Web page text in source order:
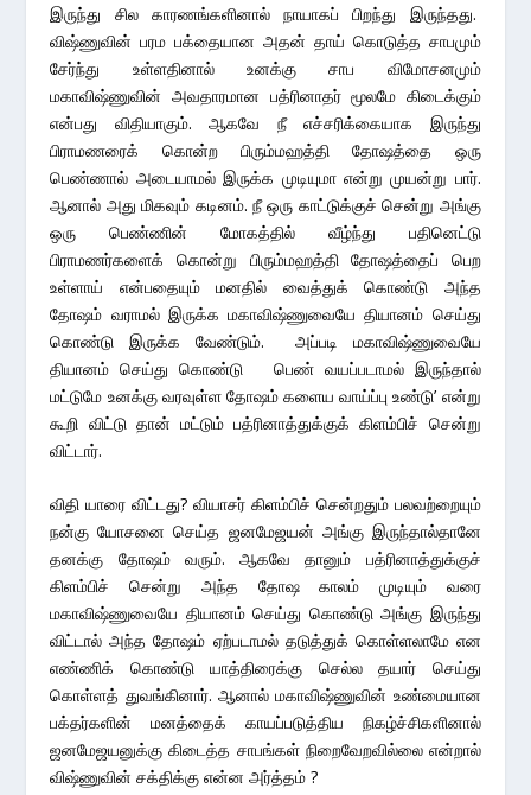
இருந்து சில காரணங்களினால் நாயாகப் பிறந்து இருந்தது.
விஷ்ணுவின் பரம பக்தையான அதன் தாய் கொடுத்த சாபமும்
சேர்ந்து உள்ளதினால் உனக்கு சாப விமோசனமும்
மகாவிஷ்ணுவின் அவதாரமான பத்ரினாதர் மூலமே கிடைக்கும்
என்பது விதியாகும். ஆகவே நீ எச்சரிக்கையாக இருந்து
பிராமணரைக் கொன்ற பிரும்மஹத்தி தோஷத்தை ஒரு
பெண்ணால் அடையாமல் இருக்க முடியுமா என்று முயன்று பார்.
ஆனால் அது மிகவும் கடினம். நீ ஒரு காட்டுக்குச் சென்று அங்கு
ஒரு பெண்ணின் மோகத்தில் வீழ்ந்து பதினெட்டு
பிராமணர்களைக் கொன்று பிரும்மஹத்தி தோஷத்தைப் பெற
உள்ளாய் என்பதையும் மனதில் வைத்துக் கொண்டு அந்த
தோஷம் வராமல் இருக்க மகாவிஷ்ணுவையே தியானம் செய்து
கொண்டு இருக்க வேண்டும். அப்படி மகாவிஷ்ணுவையே
தியானம் செய்து கொண்டு பெண் வயப்படாமல் இருந்தால்
மட்டுமே உனக்கு வரவுள்ள தோஷம் களைய வாய்ப்பு உண்டு’ என்று
கூறி விட்டு தான் மட்டும் பத்ரினாத்துக்குக் கிளம்பிச் சென்று
விட்டார்.
விதி யாரை விட்டது? வியாசர் கிளம்பிச் சென்றதும் பலவற்றையும்
நன்கு யோசனை செய்த ஜனமேஜயன் அங்கு இருந்தால்தானே
தனக்கு தோஷம் வரும். ஆகவே தானும் பத்ரினாத்துக்குச்
கிளம்பிச் சென்று அந்த தோஷ காலம் முடியும் வரை
மகாவிஷ்ணுவையே தியானம் செய்து கொண்டு அங்கு இருந்து
விட்டால் அந்த தோஷம் ஏற்படாமல் தடுத்துக் கொள்ளலாமே என
எண்ணிக் கொண்டு யாத்திரைக்கு செல்ல தயார் செய்து
கொள்ளத் துவங்கினார். ஆனால் மகாவிஷ்ணுவின் உண்மையான
பக்தர்களின் மனத்தைக் காயப்படுத்திய நிகழ்ச்சிகளினால்
ஜனமேஜயனுக்கு கிடைத்த சாபங்கள் நிறைவேறவில்லை என்றால்
விஷ்ணுவின் சக்திக்கு என்ன அர்த்தம் ?